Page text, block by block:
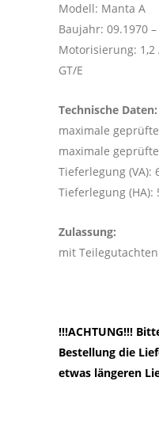
Modell: Manta A
Baujahr: 09.1970
Motorisierung: 1,2
GT/E
Technische Daten:
maximale
maximale
Tieferlegung (VA):
Tieferlegung (HA):
Zulassung:
mit Teilegutachten
!!!ACHTUNG!!!
Bestellung die
etwas längeren